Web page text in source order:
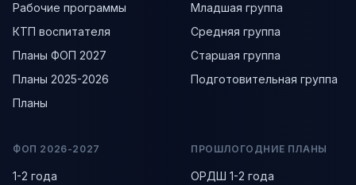
Рабочие программы
КТП воспитателя
Планы ФОП 2027
Планы 2025-2026
Планы
Младшая группа
Средняя группа
Старшая группа
Подготовительная группа
ФОП 2026-2027
1-2 года
ПРОШЛОГОДНИЕ ПЛАНЫ
ОРДШ 1-2 года